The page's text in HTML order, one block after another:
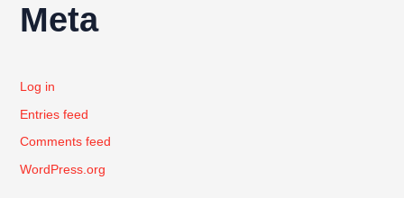
Meta
Log in
Entries feed
Comments feed
WordPress.org